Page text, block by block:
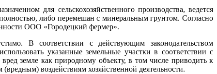
для сельскохозяйственного производства, ведется
либо перемешан с минеральным грунтом. Согласно
ООО «Городецкий фермер».
В соответствии с действующим законодательством
указанные земельные участки в соответствии с
земле как природному объекту, в том числе приводить к
воздействиям хозяйственной деятельности.